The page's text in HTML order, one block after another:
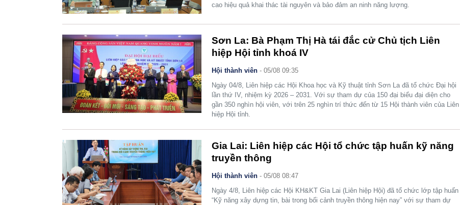
cao hiệu quả khai thác tài nguyên và bảo đảm an ninh năng lượng.
Sơn La: Bà Phạm Thị Hà tái đắc cử Chủ tịch Liên
hiệp Hội tỉnh khoá IV
Hội thành viên - 05/08 09:35
Ngày 04/8, Liên hiệp các Hội Khoa học và Kỹ thuật tỉnh Sơn La đã tổ chức Đại hội
lần thứ IV, nhiệm kỳ 2026 – 2031. Với sự tham dự của 150 đại biểu đại diện cho
gần 350 nghìn hội viên, với trên 25 nghìn trí thức đến từ 15 Hội thành viên của Liên
hiệp Hội tỉnh.
Gia Lai: Liên hiệp các Hội tổ chức tập huấn kỹ năng
truyền thông
Hội thành viên - 05/08 08:47
Ngày 4/8, Liên hiệp các Hội KH&KT Gia Lai (Liên hiệp Hội) đã tổ chức lớp tập huấn
“Kỹ năng xây dựng tin, bài trong bối cảnh truyền thông hiện nay” với sự tham dự